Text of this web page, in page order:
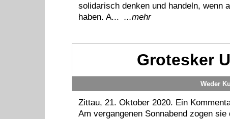
solidarisch denken und handeln, wenn
haben. A... ...mehr
Grotesker
Weder
Zittau, 21. Oktober 2020. Ein
Am vergangenen Sonnabend zogen sie